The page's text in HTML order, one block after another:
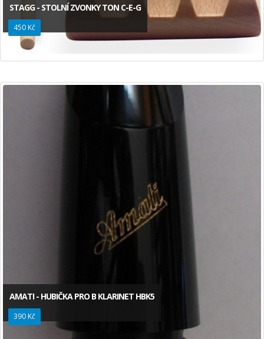
STAGG - STOLNÍ ZVONKY TON C-E-G
450 Kč
AMATI - HUBIČKA PRO B KLARINET HBK5
390 Kč